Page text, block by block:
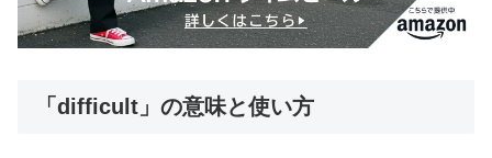
「difficult」の意味と使い方